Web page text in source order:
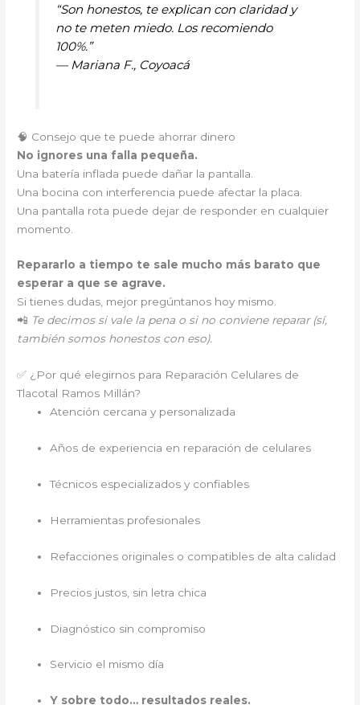
“Son honestos, te explican con claridad y
no te meten miedo. Los recomiendo
100%.”
— Mariana F., Coyoacá
🧠 Consejo que te puede ahorrar dinero
No ignores una falla pequeña.
Una batería inflada puede dañar la pantalla.
Una bocina con interferencia puede afectar la placa.
Una pantalla rota puede dejar de responder en cualquier
momento.
Repararlo a tiempo te sale mucho más barato que
esperar a que se agrave.
Si tienes dudas, mejor pregúntanos hoy mismo.
📲 Te decimos si vale la pena o si no conviene reparar (sí,
también somos honestos con eso).
✅ ¿Por qué elegirnos para Reparación Celulares de
Tlacotal Ramos Millán?
Atención cercana y personalizada
Años de experiencia en reparación de celulares
Técnicos especializados y confiables
Herramientas profesionales
Refacciones originales o compatibles de alta calidad
Precios justos, sin letra chica
Diagnóstico sin compromiso
Servicio el mismo día
Y sobre todo… resultados reales.